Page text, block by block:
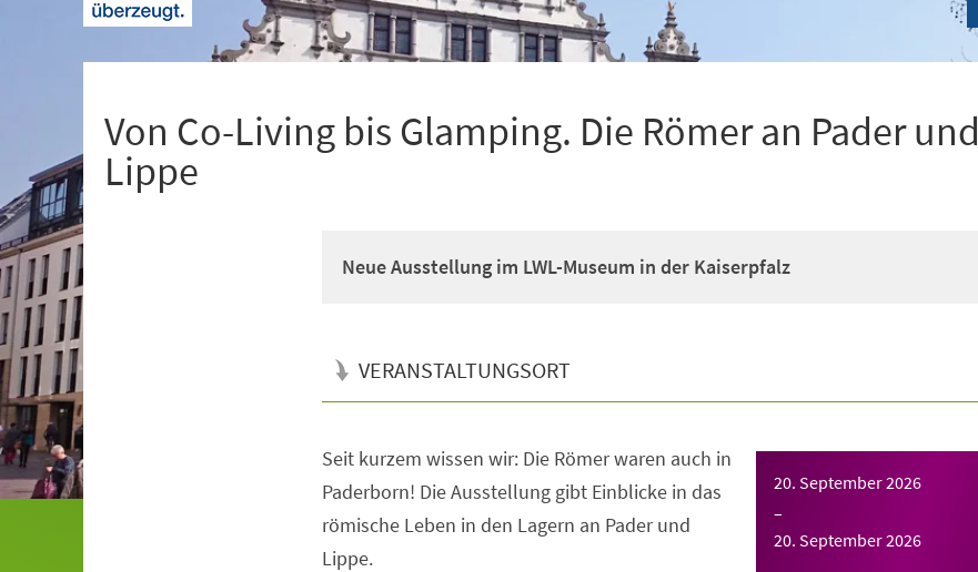
Von Co-Living bis Glamping. Die Römer an Pader und
Lippe
Neue Ausstellung im LWL-Museum in der Kaiserpfalz
VERANSTALTUNGSORT
20. September 2026
–
20. September 2026
Seit kurzem wissen wir: Die Römer waren auch in
Paderborn! Die Ausstellung gibt Einblicke in das
römische Leben in den Lagern an Pader und
Lippe.